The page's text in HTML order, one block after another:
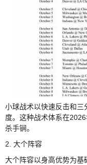
小球战术以快速反击和
度。这种战术体系在
杀手锏。
2. 大个阵容
大个阵容以身高优势为基